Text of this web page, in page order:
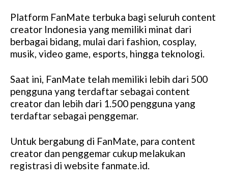
Platform FanMate terbuka bagi seluruh content
creator Indonesia yang memiliki minat dari
berbagai bidang, mulai dari fashion, cosplay,
musik, video game, esports, hingga teknologi.
Saat ini, FanMate telah memiliki lebih dari 500
pengguna yang terdaftar sebagai content
creator dan lebih dari 1.500 pengguna yang
terdaftar sebagai penggemar.
Untuk bergabung di FanMate, para content
creator dan penggemar cukup melakukan
registrasi di website fanmate.id.